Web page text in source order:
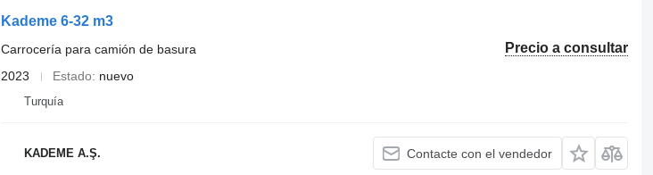
Kademe 6-32 m3
Precio a consultar
Carrocería para camión de basura
2023
Estado nuevo
Turquía
KADEME A.Ş. Contacte con el vendedor